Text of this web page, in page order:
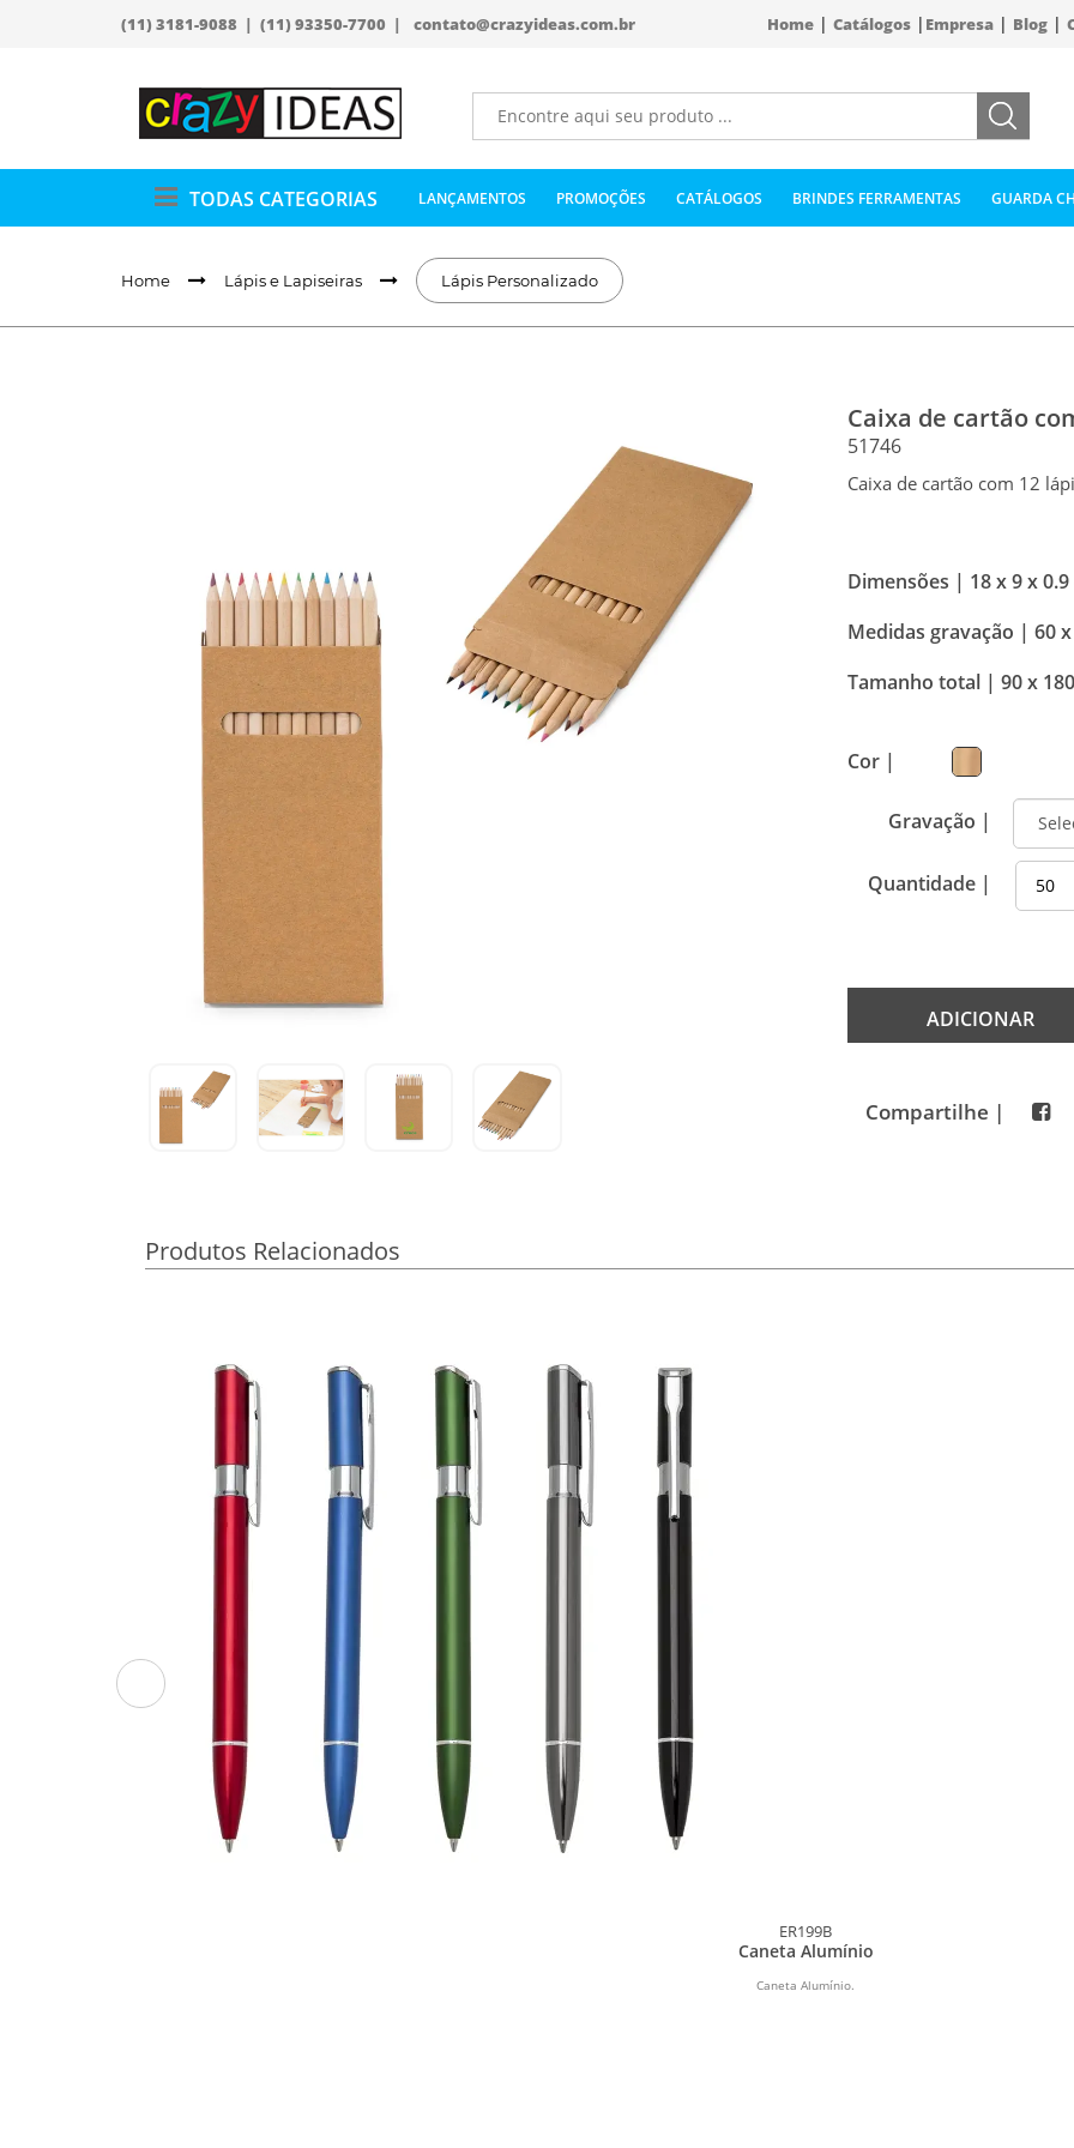
(11) 3181-9088 | (11) 93350-7700 | contato@crazyideas.com.br Home| Catálogos| Empresa| Blog|
TODAS CATEGORIAS LANÇAMENTOS PROMOÇÕES CATÁLOGOS BRINDES FERRAMENTAS GUARDA
Home Lápis e Lapiseiras Lápis Personalizado
Caixa de cartão
51746
Caixa de cartão com 12
Dimensões | 18 x 9 x
Medidas gravação | 60
Tamanho total | 90 x
Cor |
Gravação |
Quantidade |
ADICIONAR
Compartilhe |
Produtos Relacionados
ER199B
Caneta Alumínio
Caneta Alumínio.